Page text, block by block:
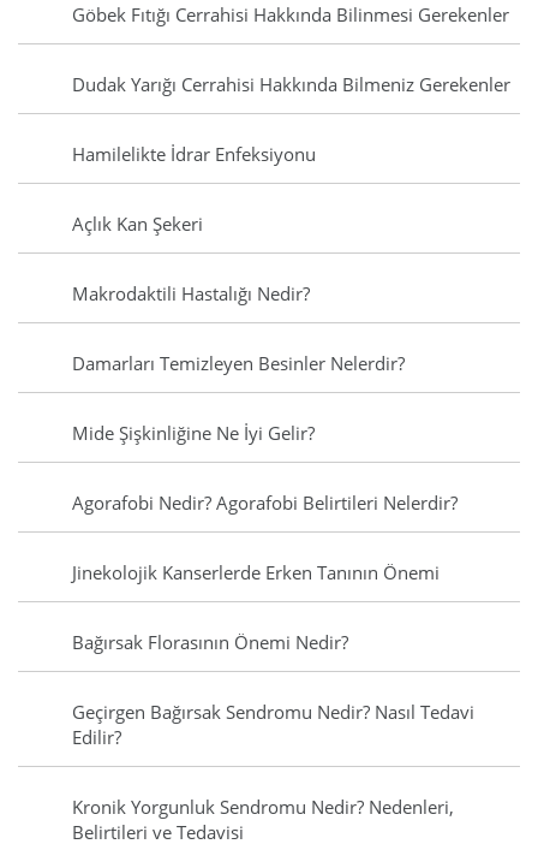
Göbek Fıtığı Cerrahisi Hakkında Bilinmesi Gerekenler
Dudak Yarığı Cerrahisi Hakkında Bilmeniz Gerekenler
Hamilelikte İdrar Enfeksiyonu
Açlık Kan Şekeri
Makrodaktili Hastalığı Nedir?
Damarları Temizleyen Besinler Nelerdir?
Mide Şişkinliğine Ne İyi Gelir?
Agorafobi Nedir? Agorafobi Belirtileri Nelerdir?
Jinekolojik Kanserlerde Erken Tanının Önemi
Bağırsak Florasının Önemi Nedir?
Geçirgen Bağırsak Sendromu Nedir? Nasıl Tedavi
Edilir?
Kronik Yorgunluk Sendromu Nedir? Nedenleri,
Belirtileri ve Tedavisi